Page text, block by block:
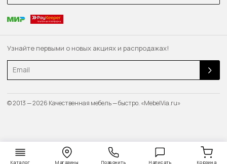
Узнайте первыми о новых акциях и распродажах!
Email
© 2013 — 2026 Качественная мебель — быстро. «MebelVia.ru»
Каталог Магазины Позвонить Написать Корзина